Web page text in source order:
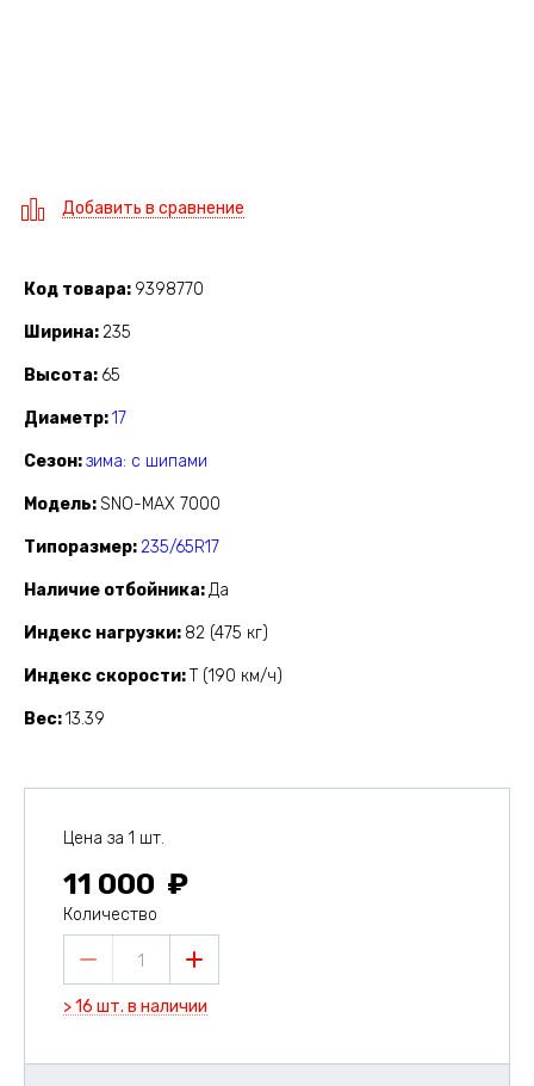
Добавить в сравнение
Код товара 9398770
Ширина 235
Высота 65
Диаметр 17
Сезон зима: с шипами
Модель SNO-MAX 7000
Типоразмер 235/65R17
Наличие отбойника Да
Индекс нагрузки 82 (475 кг)
Индекс скорости T (190 км/ч)
Вес 13.39
Цена за 1 шт.
11 000
Количество
1
> 16 шт. в наличии